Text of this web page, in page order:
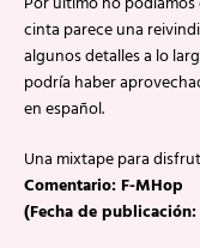
cinta parece una
algunos detalles a lo
podría haber
en español.
Una mixtape para
Comentario: F-MHop
(Fecha de